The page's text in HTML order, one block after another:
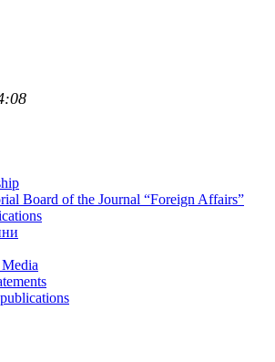
Board of the Journal “Foreign Affairs”